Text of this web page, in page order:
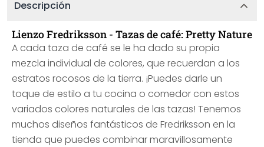
Descripción
Lienzo Fredriksson - Tazas de café: Pretty Nature
A cada taza de café se le ha dado su propia
mezcla individual de colores, que recuerdan a los
estratos rocosos de la tierra. ¡Puedes darle un
toque de estilo a tu cocina o comedor con estos
variados colores naturales de las tazas! Tenemos
muchos diseños fantásticos de Fredriksson en la
tienda que puedes combinar maravillosamente